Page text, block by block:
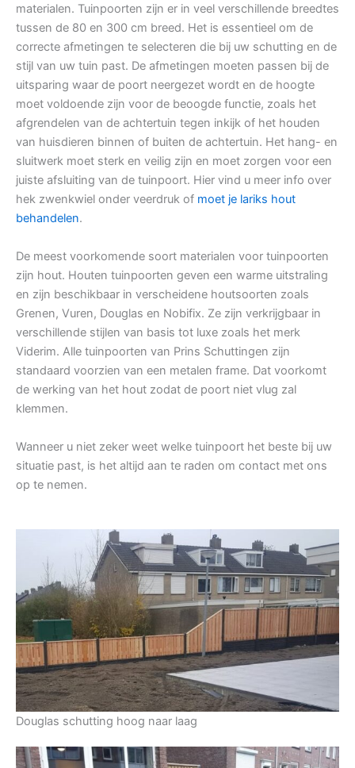
materialen. Tuinpoorten zijn er in veel verschillende breedtes
tussen de 80 en 300 cm breed. Het is essentieel om de
correcte afmetingen te selecteren die bij uw schutting en de
stijl van uw tuin past. De afmetingen moeten passen bij de
uitsparing waar de poort neergezet wordt en de hoogte
moet voldoende zijn voor de beoogde functie, zoals het
afgrendelen van de achtertuin tegen inkijk of het houden
van huisdieren binnen of buiten de achtertuin. Het hang- en
sluitwerk moet sterk en veilig zijn en moet zorgen voor een
juiste afsluiting van de tuinpoort. Hier vind u meer info over
hek zwenkwiel onder veerdruk of moet je lariks hout
behandelen.
De meest voorkomende soort materialen voor tuinpoorten
zijn hout. Houten tuinpoorten geven een warme uitstraling
en zijn beschikbaar in verscheidene houtsoorten zoals
Grenen, Vuren, Douglas en Nobifix. Ze zijn verkrijgbaar in
verschillende stijlen van basis tot luxe zoals het merk
Viderim. Alle tuinpoorten van Prins Schuttingen zijn
standaard voorzien van een metalen frame. Dat voorkomt
de werking van het hout zodat de poort niet vlug zal
klemmen.
Wanneer u niet zeker weet welke tuinpoort het beste bij uw
situatie past, is het altijd aan te raden om contact met ons
op te nemen.
Douglas schutting hoog naar laag